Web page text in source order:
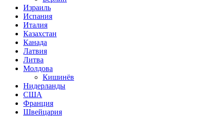
Израиль
Испания
Италия
Казахстан
Канада
Латвия
Литва
Молдова
Кишинёв
Нидерланды
США
Франция
Швейцария